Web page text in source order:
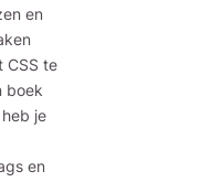
en
CSS te
boek
je
en